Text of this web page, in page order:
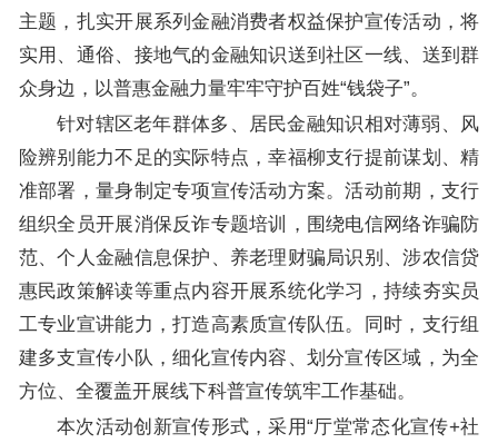
主题，扎实开展系列金融消费者权益保护宣传活动，将
实用、通俗、接地气的金融知识送到社区一线、送到群
众身边，以普惠金融力量牢牢守护百姓“钱袋子”。
针对辖区老年群体多、居民金融知识相对薄弱、风
险辨别能力不足的实际特点，幸福柳支行提前谋划、精
准部署，量身制定专项宣传活动方案。活动前期，支行
组织全员开展消保反诈专题培训，围绕电信网络诈骗防
范、个人金融信息保护、养老理财骗局识别、涉农信贷
惠民政策解读等重点内容开展系统化学习，持续夯实员
工专业宣讲能力，打造高素质宣传队伍。同时，支行组
建多支宣传小队，细化宣传内容、划分宣传区域，为全
方位、全覆盖开展线下科普宣传筑牢工作基础。
本次活动创新宣传形式，采用“厅堂常态化宣传+社